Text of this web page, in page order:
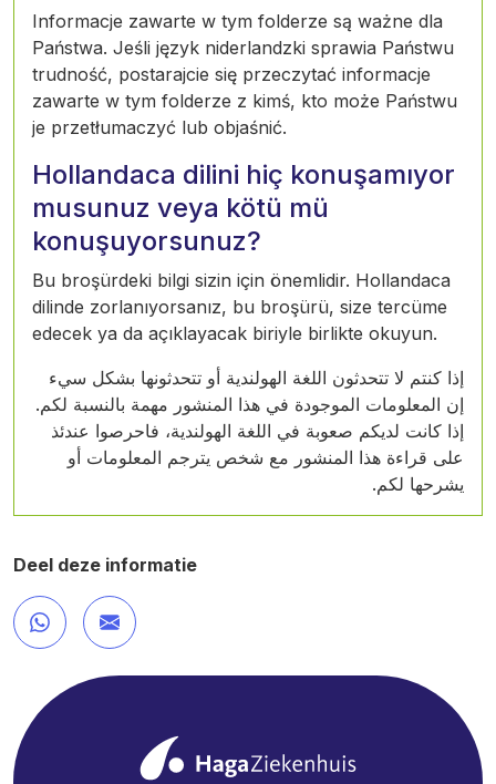
Informacje zawarte w tym folderze są ważne dla
Państwa. Jeśli język niderlandzki sprawia Państwu
trudność, postarajcie się przeczytać informacje
zawarte w tym folderze z kimś, kto może Państwu
je przetłumaczyć lub objaśnić.
Hollandaca dilini hiç konuşamıyor
musunuz veya kötü mü
konuşuyorsunuz?
Bu broşürdeki bilgi sizin için önemlidir. Hollandaca
dilinde zorlanıyorsanız, bu broşürü, size tercüme
edecek ya da açıklayacak biriyle birlikte okuyun.
إذا كنتم لا تتحدثون اللغة الهولندية أو تتحدثونها بشكل سيء
إن المعلومات الموجودة في هذا المنشور مهمة بالنسبة لكم.
إذا كانت لديكم صعوبة في اللغة الهولندية، فاحرصوا عندئذ
على قراءة هذا المنشور مع شخص يترجم المعلومات أو
يشرحها لكم.
Deel deze informatie